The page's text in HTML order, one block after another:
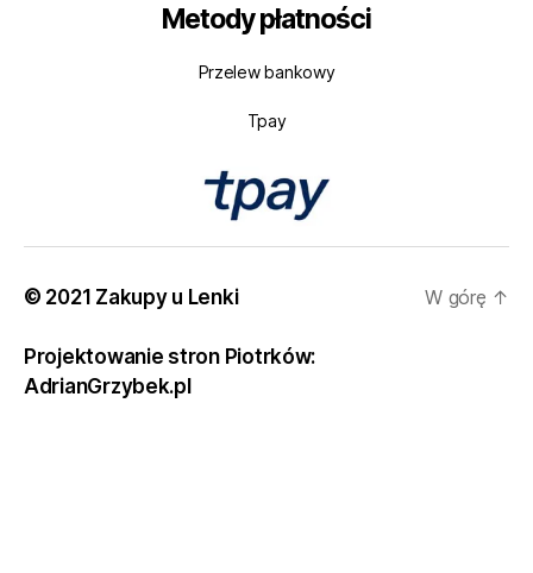
Metody płatności
Przelew bankowy
Tpay
© 2021 Zakupy u Lenki
Projektowanie stron Piotrków:
AdrianGrzybek.pl
W górę ↑